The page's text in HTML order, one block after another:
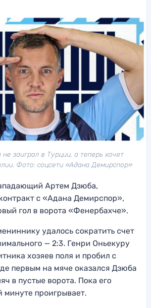
заиграл в Турции, а теперь хочет
Фото: соцсети «Адана Демирспор»
Артем Дзюба,
с «Адана Демирспор»,
гол в ворота «Фенербахче».
удалось сократить счет
— 2:3. Генри Оньекуру
хозяев поля и пробил с
первым на мяче оказался Дзюба
в пустые ворота. Пока его
минуте проигрывает.